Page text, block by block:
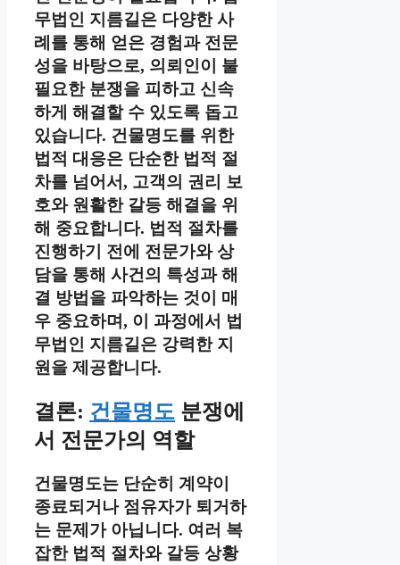
무법인 지름길은 다양한 사
례를 통해 얻은 경험과 전문
성을 바탕으로, 의뢰인이 불
필요한 분쟁을 피하고 신속
하게 해결할 수 있도록 돕고
있습니다. 건물명도를 위한
법적 대응은 단순한 법적 절
차를 넘어서, 고객의 권리 보
호와 원활한 갈등 해결을 위
해 중요합니다. 법적 절차를
진행하기 전에 전문가와 상
담을 통해 사건의 특성과 해
결 방법을 파악하는 것이 매
우 중요하며, 이 과정에서 법
무법인 지름길은 강력한 지
원을 제공합니다.
결론: 건물명도 분쟁에
서 전문가의 역할
건물명도는 단순히 계약이
종료되거나 점유자가 퇴거하
는 문제가 아닙니다. 여러 복
잡한 법적 절차와 갈등 상황